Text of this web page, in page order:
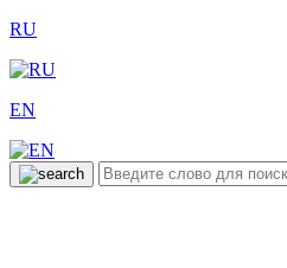
RU
EN